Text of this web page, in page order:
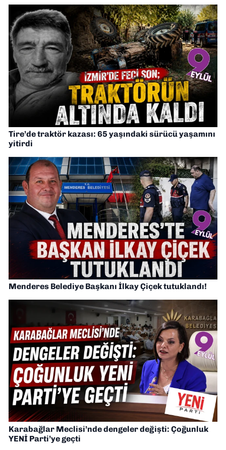
Tire’de traktör kazası: 65 yaşındaki sürücü yaşamını
yitirdi
Menderes Belediye Başkanı İlkay Çiçek tutuklandı!
Karabağlar Meclisi’nde dengeler değişti: Çoğunluk
YENİ Parti’ye geçti